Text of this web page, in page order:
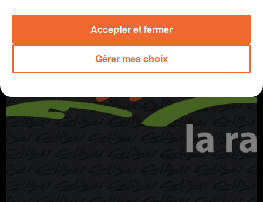
Gérer mes choix
Accepter et fermer